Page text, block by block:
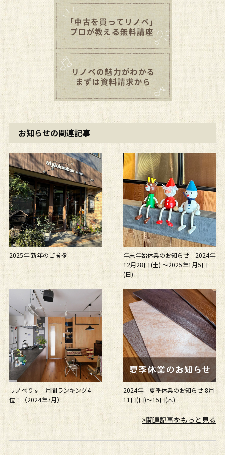
お知らせの関連記事
2025年 新年のご挨拶
年末年始休業のお知らせ 2024年
12月28日 (土) ～2025年1月5日
(日)
リノベりす 月間ランキング4
位！（2024年7月）
2024年 夏季休業のお知らせ 8月
11日(日)～15日(木)
>関連記事をもっと見る